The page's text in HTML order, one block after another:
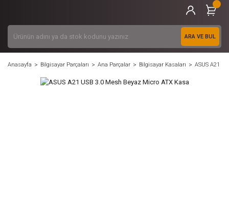
ARA VE BUL
Anasayfa Bilgisayar Parçaları Ana Parçalar Bilgisayar Kasaları ASUS A21